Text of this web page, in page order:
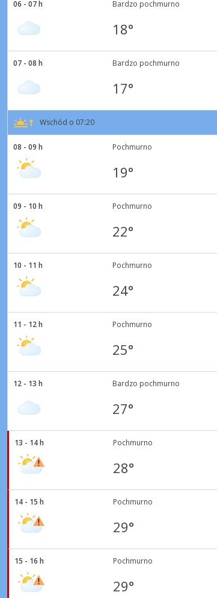
06 - 07 h Bardzo pochmurno
18°
07 - 08 h Bardzo pochmurno
17°
Wschód o 07:20
08 - 09 h Pochmurno
19°
09 - 10 h Pochmurno
22°
10 - 11 h Pochmurno
24°
11 - 12 h Pochmurno
25°
12 - 13 h Bardzo pochmurno
27°
13 - 14 h Pochmurno
28°
14 - 15 h Pochmurno
29°
15 - 16 h Pochmurno
29°